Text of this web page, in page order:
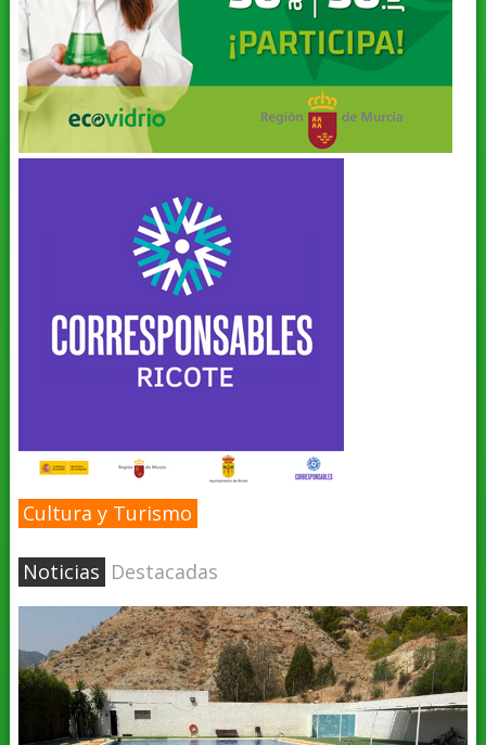
Cultura y Turismo
Noticias Destacadas